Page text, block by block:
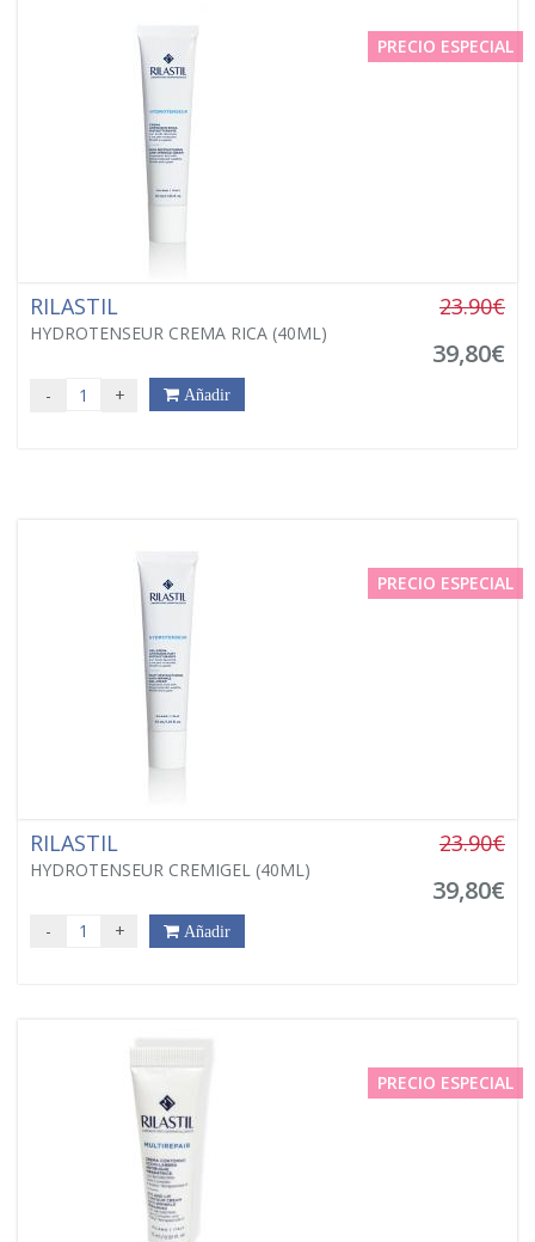
PRECIO ESPECIAL
RILASTIL
HYDROTENSEUR CREMA RICA (40ML)
23.90€
39,80€
- + Añadir
PRECIO ESPECIAL
RILASTIL
HYDROTENSEUR CREMIGEL (40ML)
23.90€
39,80€
- + Añadir
PRECIO ESPECIAL